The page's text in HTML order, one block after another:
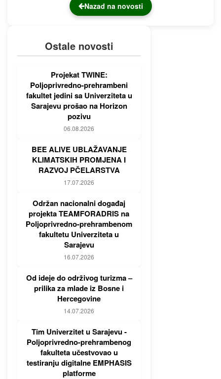
Nazad na novosti
Ostale novosti
Projekat TWINE:
Poljoprivredno-prehrambeni
fakultet jedini sa Univerziteta u
Sarajevu prošao na Horizon
pozivu
06.08.2026
BEE ALIVE UBLAŽAVANJE
KLIMATSKIH PROMJENA I
RAZVOJ PČELARSTVA
17.07.2026
Održan nacionalni događaj
projekta TEAMFORADRIS na
Poljoprivredno-prehrambenom
fakultetu Univerziteta u
Sarajevu
16.07.2026
Od ideje do održivog turizma –
prilika za mlade iz Bosne i
Hercegovine
14.07.2026
Tim Univerzitet u Sarajevu -
Poljoprivredno-prehrambenog
fakulteta učestvovao u
testiranju digitalne EMPHASIS
platforme